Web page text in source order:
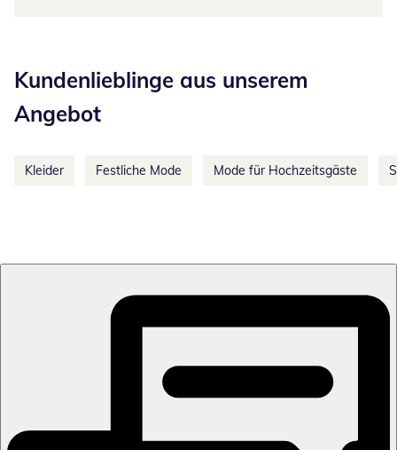
Kundenlieblinge aus unserem
Angebot
Kleider Festliche Mode Mode für Hochzeitsgäste